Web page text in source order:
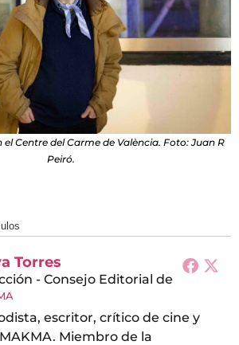
Centre del Carme de València. Foto: Juan R
Peiró.
Torres
- Consejo Editorial de
escritor, crítico de cine y
Miembro de la